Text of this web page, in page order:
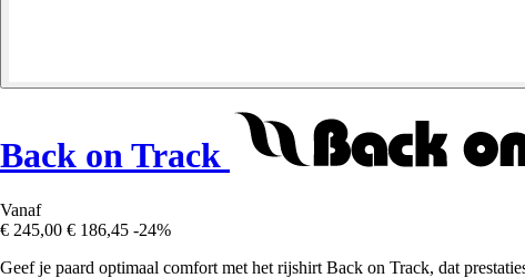
Back on Track
Vanaf
€ 245,00 € 186,45 -24%
Geef je paard optimaal comfort met het rijshirt Back on Track, dat